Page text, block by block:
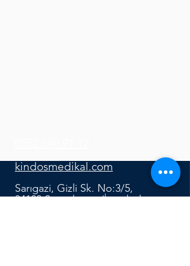
kindosmedikal.com
Sarıgazi, Gizli Sk. No:3/5,
34100 Sancaktepe/İstanbul